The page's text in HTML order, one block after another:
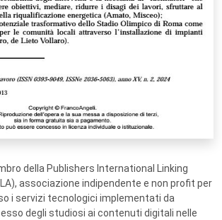
della Publishers International Linking
associazione indipendente e non profit per
i servizi tecnologici implementati da
degli studiosi ai contenuti digitali nelle